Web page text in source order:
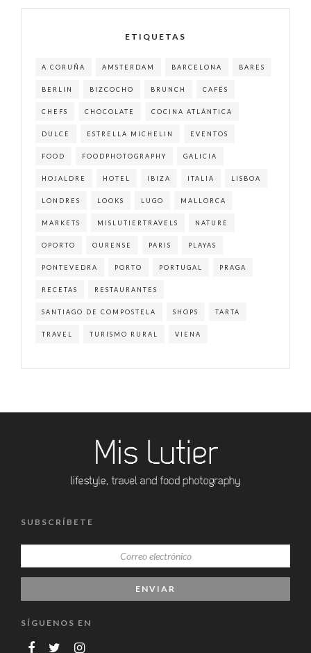
ETIQUETAS
A CORUÑA AMSTERDAM BARCELONA BARES
BERLIN BIZCOCHO BRUNCH CAFÉS
CHEFS CHOCOLATE COCINA ATLÁNTICA
DULCE ESTRELLA MICHELIN EVENTOS
FOOD FOODPHOTOGRAPHY GALICIA
HOJALDRE HOTEL IBIZA ITALIA LISBOA
LONDRES LOOKS LUGO MALLORCA
MARKETS MISLUTIERTRAVELS NATURE
OPORTO OURENSE PARIS PLAYAS
PONTEVEDRA PORTO PORTUGAL PRAGA
RECETAS RESTAURANTES
SANTIAGO DE COMPOSTELA SHOPS TARTA
TRAVEL TURISMO RURAL VIENA
SUBSCRÍBETE
SÍGUENOS EN